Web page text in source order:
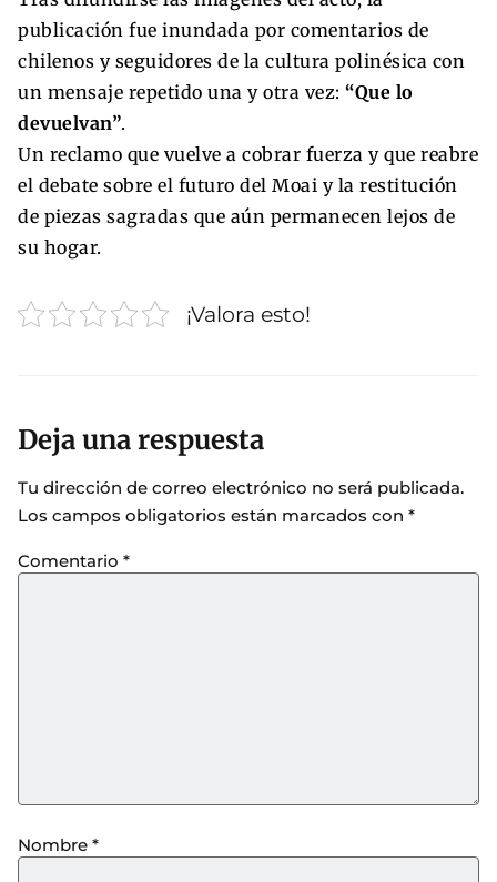
publicación fue inundada por comentarios de
chilenos y seguidores de la cultura polinésica con
un mensaje repetido una y otra vez: “Que lo
devuelvan”.
Un reclamo que vuelve a cobrar fuerza y que reabre
el debate sobre el futuro del Moai y la restitución
de piezas sagradas que aún permanecen lejos de
su hogar.
¡Valora esto!
Deja una respuesta
Tu dirección de correo electrónico no será publicada.
Los campos obligatorios están marcados con *
Comentario *
Nombre *